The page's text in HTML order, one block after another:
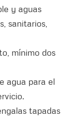
y aguas
sanitarios,
mínimo dos
agua para el
tapadas